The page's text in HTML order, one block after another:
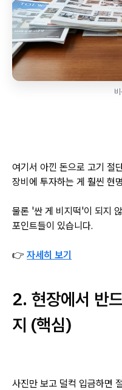
여기서 아낀 돈으로 고기 절
장비에 투자하는 게 훨씬 현
물론 '싼 게 비지떡'이 되지
포인트들이 있습니다.
👉 자세히 보기
2. 현장에서 반
지 (핵심)
사진만 보고 덜컥 입금하면